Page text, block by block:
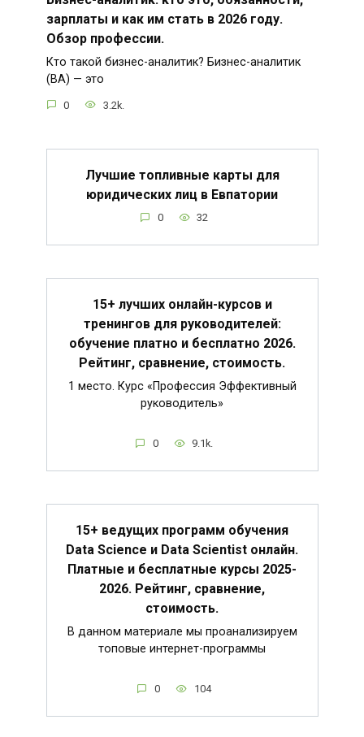
зарплаты и как им стать в 2026 году.
Обзор профессии.
Кто такой бизнес-аналитик? Бизнес-аналитик
(BA) — это
0 3.2k.
Лучшие топливные карты для
юридических лиц в Евпатории
0 32
15+ лучших онлайн-курсов и
тренингов для руководителей:
обучение платно и бесплатно 2026.
Рейтинг, сравнение, стоимость.
1 место. Курс «Профессия Эффективный
руководитель»
0 9.1k.
15+ ведущих программ обучения
Data Science и Data Scientist онлайн.
Платные и бесплатные курсы 2025-
2026. Рейтинг, сравнение,
стоимость.
В данном материале мы проанализируем
топовые интернет-программы
0 104